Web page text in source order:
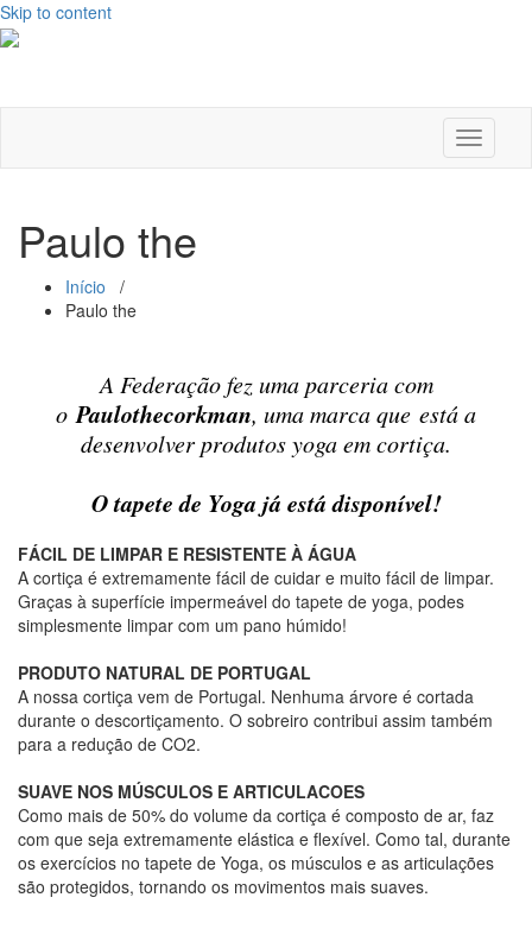
Skip to content
Alternar
a
Paulo the
Início /
Paulo the
A Federação fez uma parceria com
oPaulothecorkman, uma marca que está a
desenvolver produtos yoga em cortiça.
O tapete de Yoga já está disponível!
FÁCIL DE LIMPAR E RESISTENTE À ÁGUA
A cortiça é extremamente fácil de cuidar e muito fácil de limpar.
Graças à superfície impermeável do tapete de yoga, podes
simplesmente limpar com um pano húmido!
PRODUTO NATURAL DE PORTUGAL
A nossa cortiça vem de Portugal. Nenhuma árvore é cortada
durante o descortiçamento. O sobreiro contribui assim também
para a redução de CO2.
SUAVE NOS MÚSCULOS E ARTICULACOES
Como mais de 50% do volume da cortiça é composto de ar, faz
com que seja extremamente elástica e flexível. Como tal, durante
os exercícios no tapete de Yoga, os músculos e as articulações
são protegidos, tornando os movimentos mais suaves.